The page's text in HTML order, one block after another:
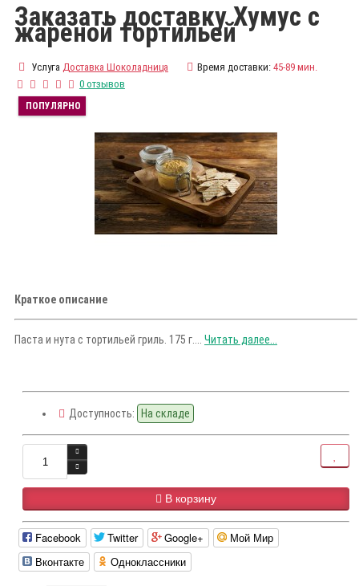
Заказать доставку Хумус с
жареной тортильей
Услуга Доставка Шоколадница Время доставки: 45-89 мин.
0 отзывов
ПОПУЛЯРНО
Краткое описание
Паста и нута с тортильей гриль. 175 г.... Читать далее...
Доступность: На складе
В корзину
Facebook Twitter Google+
Мой Мир
Вконтакте
Одноклассники